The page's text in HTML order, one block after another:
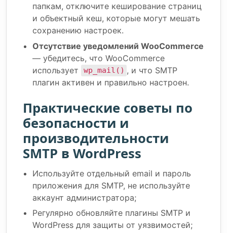
папкам, отключите кеширование страниц
и объектный кеш, которые могут мешать
сохранению настроек.
Отсутствие уведомлений WooCommerce
— убедитесь, что WooCommerce
использует
wp_mail() , и что SMTP
плагин активен и правильно настроен.
Практические советы по
безопасности и
производительности
SMTP в WordPress
Используйте отдельный email и пароль
приложения для SMTP, не используйте
аккаунт администратора;
Регулярно обновляйте плагины SMTP и
WordPress для защиты от уязвимостей;